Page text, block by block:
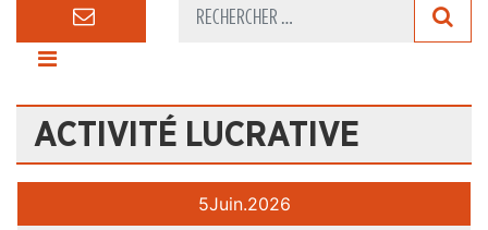
ACTIVITÉ LUCRATIVE
5Juin.2026